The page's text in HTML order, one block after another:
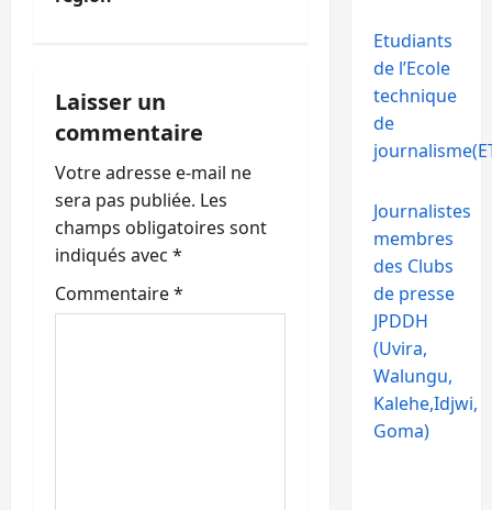
n
d
’
a
r
Laisser un
commentaire
Votre adresse e-mail ne
sera pas publiée. Les
champs obligatoires sont
indiqués avec *
Commentaire*
Etudiants
de l’Ecole
technique
de
Journalistes
membres
des Clubs
de presse
JPDDH
(Uvira,
Walungu,
Kalehe,Idjwi,
Goma)